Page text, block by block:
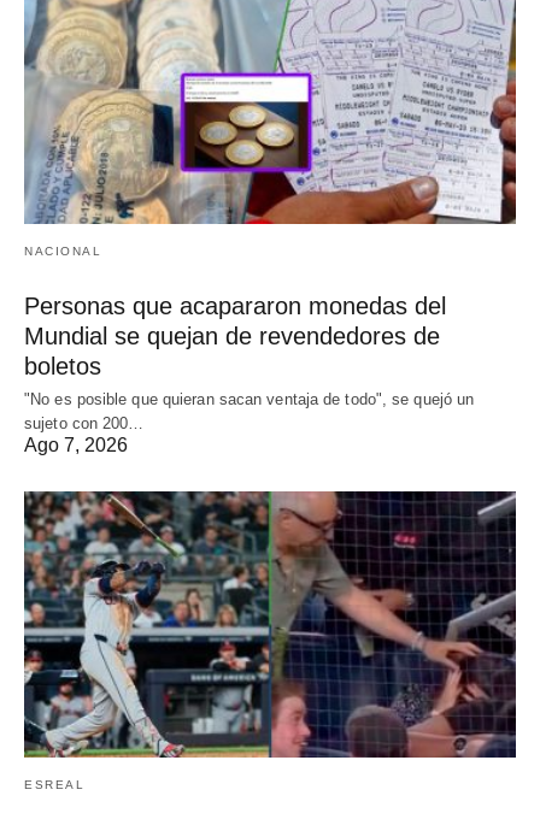
NACIONAL
Personas que acapararon monedas del
Mundial se quejan de revendedores de
boletos
"No es posible que quieran sacan ventaja de todo", se quejó un
sujeto con 200…
Ago 7, 2026
ESREAL